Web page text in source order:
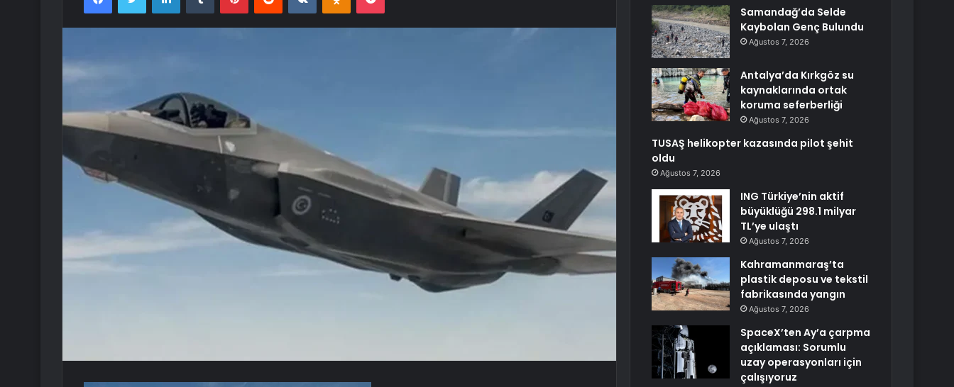
Samandağ’da Selde
Kaybolan Genç Bulundu
Ağustos 7, 2026
Antalya’da Kırkgöz su
kaynaklarında ortak
koruma seferberliği
Ağustos 7, 2026
TUSAŞ helikopter kazasında pilot şehit
oldu
Ağustos 7, 2026
ING Türkiye’nin aktif
büyüklüğü 298.1 milyar
TL’ye ulaştı
Ağustos 7, 2026
Kahramanmaraş’ta
plastik deposu ve tekstil
fabrikasında yangın
Ağustos 7, 2026
SpaceX’ten Ay’a çarpma
açıklaması: Sorumlu
uzay operasyonları için
çalışıyoruz